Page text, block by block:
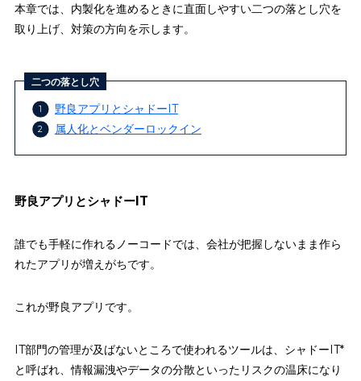
本章では、内製化を進めるときに直面しやすい二つの落とし穴を
取り上げ、対策の方向を示します。
二つの落とし穴
野良アプリとシャドーIT
属人化とベンダーロックイン
野良アプリとシャドーIT
誰でも手軽に作れるノーコードでは、会社が把握しないまま作ら
れたアプリが増えがちです。
これが野良アプリです。
IT部門の管理が及ばないところで使われるツールは、シャドーIT*
と呼ばれ、情報漏洩やデータの分散といったリスクの温床になり